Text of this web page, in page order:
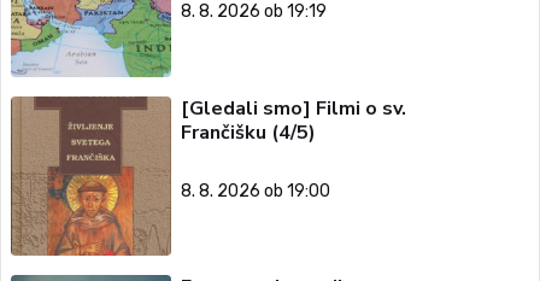
8. 8. 2026 ob 19:19
[Gledali smo] Filmi o sv.
Frančišku (4/5)
8. 8. 2026 ob 19:00